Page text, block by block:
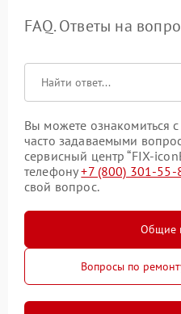
FAQ. Ответы на
Вы можете ознакомиться
часто задаваемыми
сервисный центр “FIX-
телефону+7 (800) 301-55-
свой вопрос.
Общие
Вопросы по